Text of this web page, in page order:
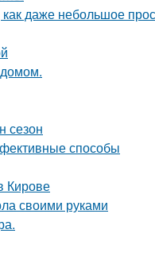
даже небольшое
сезон
способы
Кирове
своими руками